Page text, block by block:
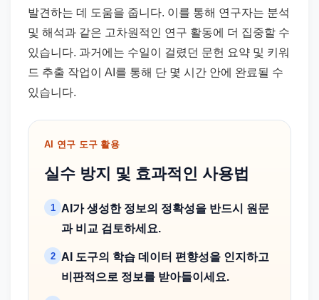
발견하는 데 도움을 줍니다. 이를 통해 연구자는 분석
및 해석과 같은 고차원적인 연구 활동에 더 집중할 수
있습니다. 과거에는 수일이 걸렸던 문헌 요약 및 키워
드 추출 작업이 AI를 통해 단 몇 시간 안에 완료될 수
있습니다.
AI 연구 도구 활용
실수 방지 및 효과적인 사용법
1 AI가 생성한 정보의 정확성을 반드시 원문
과 비교 검토하세요.
2 AI 도구의 학습 데이터 편향성을 인지하고
비판적으로 정보를 받아들이세요.